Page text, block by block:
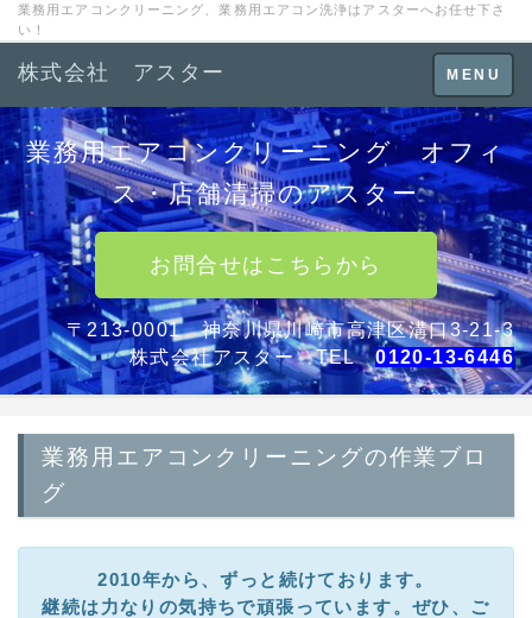
業務用エアコンクリーニング、業務用エアコン洗浄はアスターへお任せ下さ
い！
Toggle
navigation
MENU
株式会社 アスター
業務用エアコンクリーニング オフィ
ス・店舗清掃のアスター
お問合せはこちらから
〒213-0001 神奈川県川崎市高津区溝口3-21-3
株式会社アスター TEL0120-13-6446
業務用エアコンクリーニングの作業ブロ
グ
2010年から、ずっと続けております。
継続は力なりの気持ちで頑張っています。ぜひ、ご